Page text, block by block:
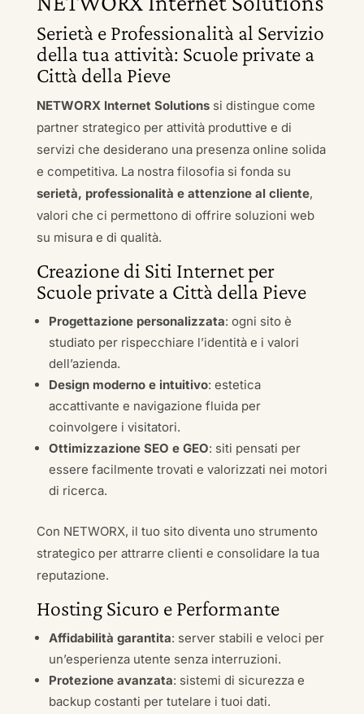
Serietà e Professionalità al Servizio
della tua attività: Scuole private a
Città della Pieve
NETWORX Internet Solutionssi distingue come
partner strategico per attività produttive e di
servizi che desiderano una presenza online solida
e competitiva. La nostra filosofia si fonda su
serietà, professionalità e attenzione al cliente,
valori che ci permettono di offrire soluzioni web
su misura e di qualità.
Creazione di Siti Internet per
Scuole private a Città della Pieve
Progettazione personalizzata: ogni sito è
studiato per rispecchiare l’identità e i valori
dell’azienda.
Design moderno e intuitivo: estetica
accattivante e navigazione fluida per
coinvolgere i visitatori.
Ottimizzazione SEO e GEO: siti pensati per
essere facilmente trovati e valorizzati nei motori
di ricerca.
Con NETWORX, il tuo sito diventa uno strumento
strategico per attrarre clienti e consolidare la tua
reputazione.
Hosting Sicuro e Performante
Affidabilità garantita: server stabili e veloci per
un’esperienza utente senza interruzioni.
Protezione avanzata: sistemi di sicurezza e
backup costanti per tutelare i tuoi dati.